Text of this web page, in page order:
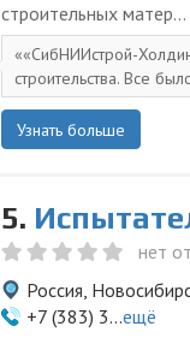
строительных матер...
«СибНИИстрой-
строительства. Все
Узнать больше
5.
нет
Россия,
+7 (383) 3...ещё